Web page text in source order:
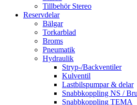
Tillbehör Stereo
Reservdelar
Bälgar
Torkarblad
Broms
Pneumatik
Hydraulik
Stryp-/Backventiler
Kulventil
Lastbilspumpar & delar
Snabbkoppling NS /
Snabbkoppling TEMA